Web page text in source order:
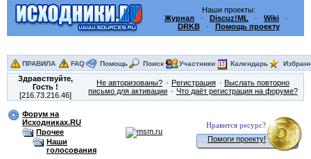
Наши проекты:
Журнал · Discuz!ML · Wiki ·
DRKB· Помощь проекту
ПРАВИЛА FAQ Помощь Поиск Участники Календарь
Здравствуйте,
Гость!
[216.73.216.46]
Не авторизованы? Регистрация
Выслать повторно
письмо для активации
Что даёт регистрация на форуме?
Форум на
Исходниках.RU
Прочее
Наши
голосования
Нравится ресурс?
Помоги проекту!